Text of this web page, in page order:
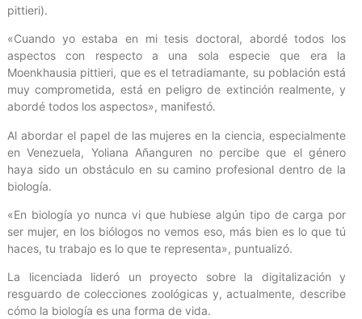
pittieri).
«Cuando yo estaba en mi tesis doctoral, abordé todos los
aspectos con respecto a una sola especie que era la
Moenkhausia pittieri, que es el tetradiamante, su población está
muy comprometida, está en peligro de extinción realmente, y
abordé todos los aspectos», manifestó.
Al abordar el papel de las mujeres en la ciencia, especialmente
en Venezuela, Yoliana Añanguren no percibe que el género
haya sido un obstáculo en su camino profesional dentro de la
biología.
«En biología yo nunca vi que hubiese algún tipo de carga por
ser mujer, en los biólogos no vemos eso, más bien es lo que tú
haces, tu trabajo es lo que te representa», puntualizó.
La licenciada lideró un proyecto sobre la digitalización y
resguardo de colecciones zoológicas y, actualmente, describe
cómo la biología es una forma de vida.